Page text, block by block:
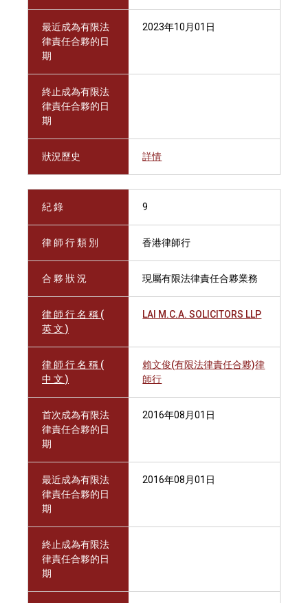
最近成為有限法
律責任合夥的日
期
2023年10月01日
終止成為有限法
律責任合夥的日
期
狀況歷史 詳情
紀 錄 9
律 師 行 類 別 香港律師行
合 夥 狀 況 現屬有限法律責任合夥業務
律 師 行 名 稱 (
英 文 )
LAI M.C.A. SOLICITORS LLP
律 師 行 名 稱 (
中 文 )
賴文俊(有限法律責任合夥)律
師行
首次成為有限法
律責任合夥的日
期
2016年08月01日
最近成為有限法
律責任合夥的日
期
2016年08月01日
終止成為有限法
律責任合夥的日
期